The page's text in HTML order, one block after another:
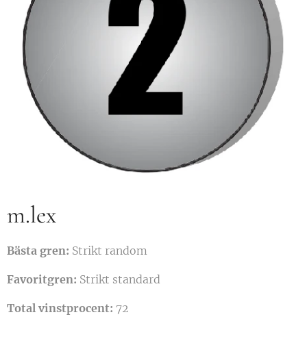
m.lex
Bästa gren: Strikt random
Favoritgren: Strikt standard
Total vinstprocent: 72